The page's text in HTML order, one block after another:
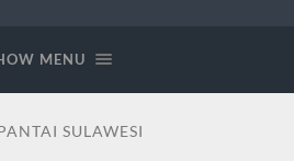
MENU
SULAWESI